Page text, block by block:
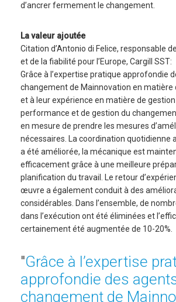
d’ancrer fermement le changement.
La valeur ajoutée
Citation d’Antonio di Felice, responsable
et de la fiabilité pour l’Europe, Cargill SST:
Grâce à l’expertise pratique approfondie
changement de Mainnovation en matière
et à leur expérience en matière de gestion
performance et de gestion du
en mesure de prendre les mesures
nécessaires. La coordination quotidienne
a été améliorée, la mécanique est
efficacement grâce à une meilleure
planification du travail. Le retour
œuvre a également conduit à des
considérables. Dans l’ensemble, de
dans l’exécution ont été éliminées et
certainement été augmentée de 10-20%.
Grâce à l’expertise
approfondie des
changement de